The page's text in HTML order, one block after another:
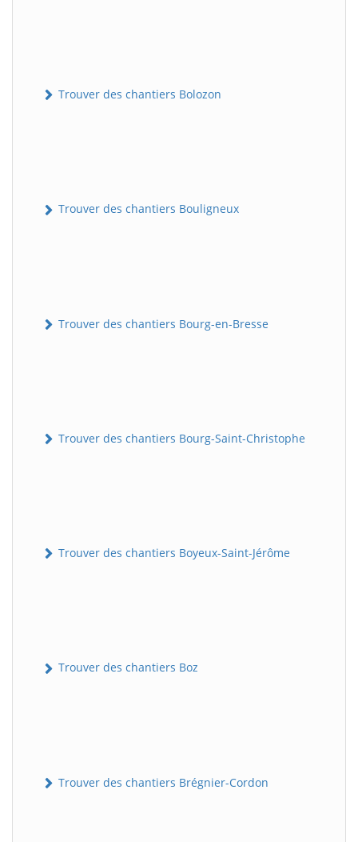
Trouver des chantiers Bolozon
Trouver des chantiers Bouligneux
Trouver des chantiers Bourg-en-Bresse
Trouver des chantiers Bourg-Saint-Christophe
Trouver des chantiers Boyeux-Saint-Jérôme
Trouver des chantiers Boz
Trouver des chantiers Brégnier-Cordon